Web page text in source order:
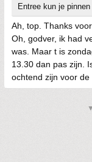
Entree kun je
Ah, top. Thanks
Oh, godver, ik had
was. Maar t is
13.30 dan pas zijn.
ochtend zijn voor